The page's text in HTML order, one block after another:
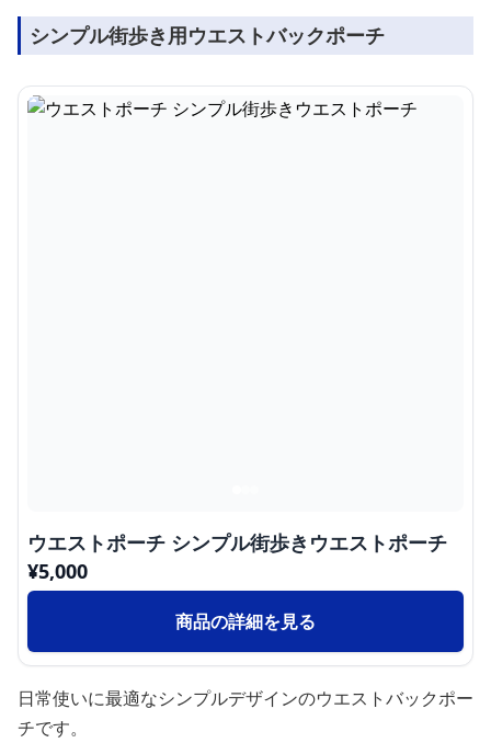
シンプル街歩き用ウエストバックポーチ
ウエストポーチ シンプル街歩きウエストポーチ
¥5,000
商品の詳細を見る
日常使いに最適なシンプルデザインのウエストバックポー
チです。